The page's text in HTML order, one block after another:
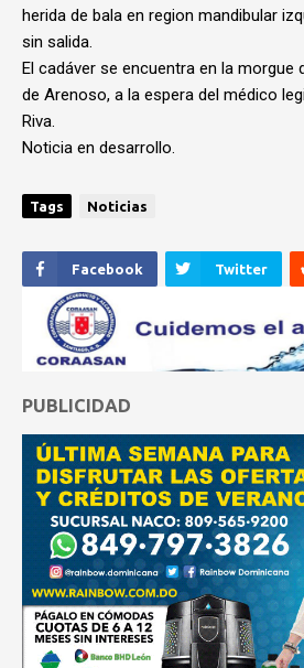
herida de bala en region mandibular
sin salida.
El cadáver se encuentra en la morgue
de Arenoso, a la espera del médico
Riva.
Noticia en desarrollo.
Tags Noticias
Facebook Twitter
PUBLICIDAD